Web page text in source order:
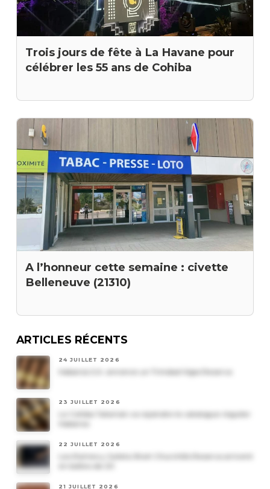
Trois jours de fête à La Havane pour
célébrer les 55 ans de Cohiba
A l’honneur cette semaine : civette
Belleneuve (21310)
ARTICLES RÉCENTS
24 JUILLET 2026
Habanos S.A. annonce un Trinidad Vigia Reserva
23 JUILLET 2026
Le Cohiba Talismán va rejoindre le catalogue régulier
22 JUILLET 2026
21 JUILLET 2026